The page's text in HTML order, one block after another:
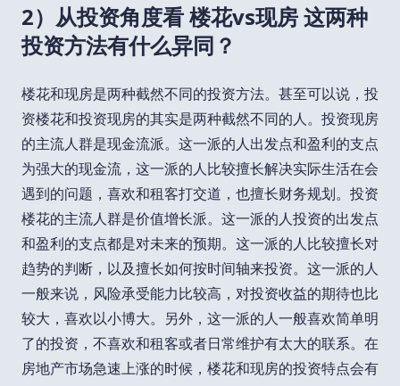
2）从投资角度看 楼花vs现房 这两种
投资方法有什么异同？
楼花和现房是两种截然不同的投资方法。甚至可以说，投
资楼花和投资现房的其实是两种截然不同的人。投资现房
的主流人群是现金流派。这一派的人出发点和盈利的支点
为强大的现金流，这一派的人比较擅长解决实际生活在会
遇到的问题，喜欢和租客打交道，也擅长财务规划。投资
楼花的主流人群是价值增长派。这一派的人投资的出发点
和盈利的支点都是对未来的预期。这一派的人比较擅长对
趋势的判断，以及擅长如何按时间轴来投资。这一派的人
一般来说，风险承受能力比较高，对投资收益的期待也比
较大，喜欢以小博大。另外，这一派的人一般喜欢简单明
了的投资，不喜欢和租客或者日常维护有太大的联系。在
房地产市场急速上涨的时候，楼花和现房的投资特点会有